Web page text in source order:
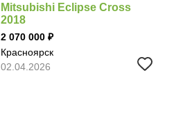
Mitsubishi Eclipse Cross
2018
2 070 000
Красноярск
02.04.2026